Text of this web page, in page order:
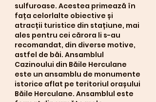
sulfuroase. Acestea primează în
fața celorlalte obiective și
atracții turistice din stațiune, mai
ales pentru cei cărora li s-au
recomandat, din diverse motive,
astfel de băi. Ansamblul
Cazinoului din Băile Herculane
este un ansamblu de monumente
istorice aflat pe teritoriul orașului
Băile Herculane. Ansamblul este